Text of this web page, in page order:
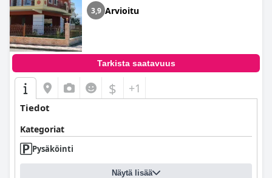
3,9 Arvioitu
Tarkista saatavuus
$ +1
Tiedot
Kategoriat
Pysäköinti
Näytä lisää